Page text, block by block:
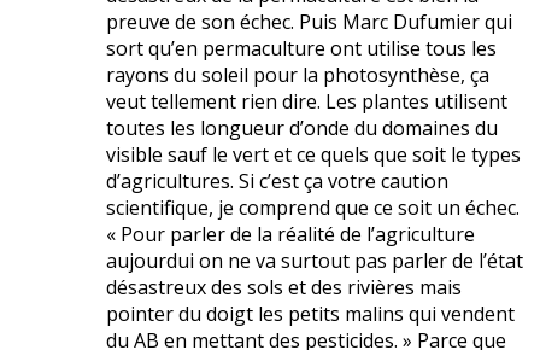
preuve de son échec. Puis Marc Dufumier qui
sort qu’en permaculture ont utilise tous les
rayons du soleil pour la photosynthèse, ça
veut tellement rien dire. Les plantes utilisent
toutes les longueur d’onde du domaines du
visible sauf le vert et ce quels que soit le types
d’agricultures. Si c’est ça votre caution
scientifique, je comprend que ce soit un échec.
« Pour parler de la réalité de l’agriculture
aujourdui on ne va surtout pas parler de l’état
désastreux des sols et des rivières mais
pointer du doigt les petits malins qui vendent
du AB en mettant des pesticides. » Parce que